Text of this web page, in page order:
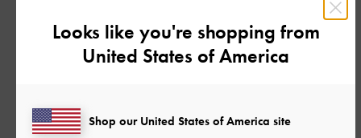
カスタマーレビュー
ご感想をお聞かせください
Looks like you're shopping from
United States of America
Shop our United States of America site